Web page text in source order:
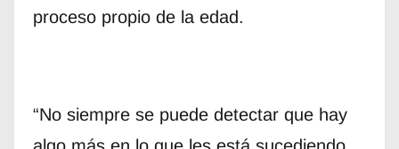
proceso propio de la edad.
“No siempre se puede detectar que hay